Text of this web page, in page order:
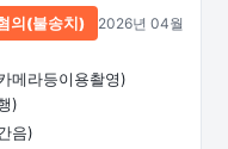
메라등이용촬영)
)
음)
의(불송치) 2026년 04월